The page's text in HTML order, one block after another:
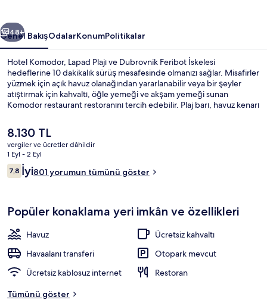
Sonraki
48+
Genel BakışOdalarKonumPolitikalar
Hotel Komodor, Lapad Plajı ve Dubrovnik Feribot İskelesi
hedeflerine 10 dakikalık sürüş mesafesinde olmanızı sağlar. Misafirler
yüzmek için açık havuz olanağından yararlanabilir veya bir şeyler
atıştırmak için kahvaltı, öğle yemeği ve akşam yemeği sunan
Komodor restaurant restoranını tercih edebilir. Plaj barı, havuz kenarı
arasındadır. Misafirler arasında yardıma hazır personel ve konum
seviliyor.
Şu
anki
fiyat
8.130 TL
8.130 TL
vergiler ve ücretler dâhildir
1 Eyl - 2 Eyl
Yorumlar
7,87,8/10
İyi801 yorumun tümünü göster
Popüler konaklama yeri imkân ve özellikleri
Havuz
Ücretsiz kahvaltı
Havaalanı transferi
Otopark mevcut
Ücretsiz kablosuz internet
Restoran
Tümünü göster